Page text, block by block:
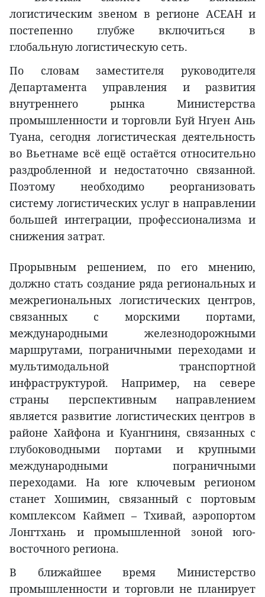
логистическим звеном в регионе АСЕАН и
постепенно глубже включиться в
глобальную логистическую сеть.
По словам заместителя руководителя
Департамента управления и развития
внутреннего рынка Министерства
промышленности и торговли Буй Нгуен Ань
Туана, сегодня логистическая деятельность
во Вьетнаме всё ещё остаётся относительно
раздробленной и недостаточно связанной.
Поэтому необходимо реорганизовать
систему логистических услуг в направлении
большей интеграции, профессионализма и
снижения затрат.
Прорывным решением, по его мнению,
должно стать создание ряда региональных и
межрегиональных логистических центров,
связанных с морскими портами,
международными железнодорожными
маршрутами, пограничными переходами и
мультимодальной транспортной
инфраструктурой. Например, на севере
страны перспективным направлением
является развитие логистических центров в
районе Хайфона и Куангниня, связанных с
глубоководными портами и крупными
международными пограничными
переходами. На юге ключевым регионом
станет Хошимин, связанный с портовым
комплексом Каймеп – Тхивай, аэропортом
Лонгтхань и промышленной зоной юго-
восточного региона.
В ближайшее время Министерство
промышленности и торговли не планирует